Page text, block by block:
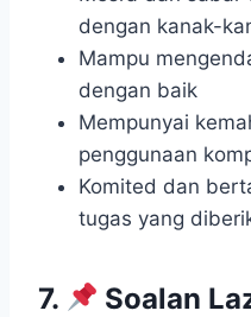
dengan kanak-
Mampu
dengan baik
Mempunyai
penggunaan
Komited dan
tugas yang
7. Soalan